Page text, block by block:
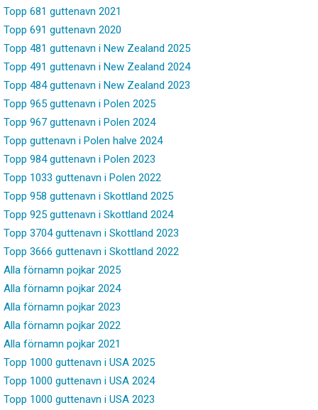
Topp 681 guttenavn 2021
Topp 691 guttenavn 2020
Topp 481 guttenavn i New Zealand 2025
Topp 491 guttenavn i New Zealand 2024
Topp 484 guttenavn i New Zealand 2023
Topp 965 guttenavn i Polen 2025
Topp 967 guttenavn i Polen 2024
Topp guttenavn i Polen halve 2024
Topp 984 guttenavn i Polen 2023
Topp 1033 guttenavn i Polen 2022
Topp 958 guttenavn i Skottland 2025
Topp 925 guttenavn i Skottland 2024
Topp 3704 guttenavn i Skottland 2023
Topp 3666 guttenavn i Skottland 2022
Alla förnamn pojkar 2025
Alla förnamn pojkar 2024
Alla förnamn pojkar 2023
Alla förnamn pojkar 2022
Alla förnamn pojkar 2021
Topp 1000 guttenavn i USA 2025
Topp 1000 guttenavn i USA 2024
Topp 1000 guttenavn i USA 2023